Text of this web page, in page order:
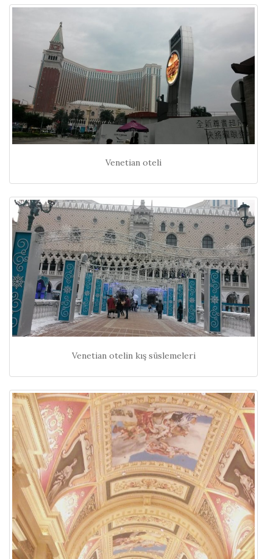
Venetian oteli
Venetian otelin kış süslemeleri